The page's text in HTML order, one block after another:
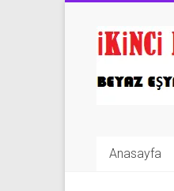
contentİkinci
El
2.El
Anasayfa